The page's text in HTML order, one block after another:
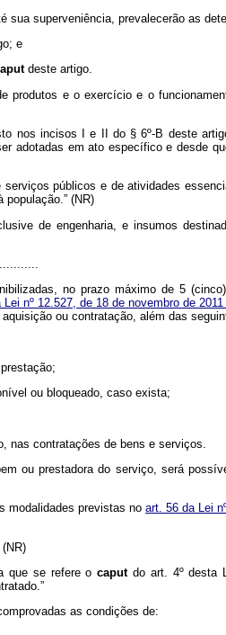
sua superveniência, prevalecerão as
e
deste artigo.
produtos e o exercício e o
nos incisos I e II do § 6º-B deste
adotadas em ato específico e desde
públicos e de atividades
(NR)
de engenharia, e insumos
no prazo máximo de 5
Lei nº 12.527, de 18 de novembro de 2011
ou contratação, além das
ou bloqueado, caso exista;
nas contratações de bens e serviços.
ou prestadora do serviço, será
modalidades previstas noart. 56 da Lei
que se refere ocaput do art. 4º desta
as condições de: